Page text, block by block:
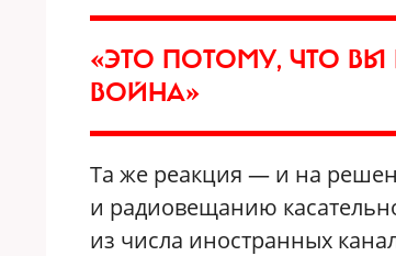
«ЭТО ПОТОМУ, ЧТО
ВОЙНА»
Та же реакция — и на
и радиовещанию
из числа иностранных